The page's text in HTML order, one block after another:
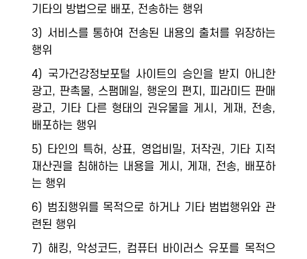
기타의 방법으로 배포, 전송하는 행위
3) 서비스를 통하여 전송된 내용의 출처를 위장하는
행위
4) 국가건강정보포털 사이트의 승인을 받지 아니한
광고, 판촉물, 스팸메일, 행운의 편지, 피라미드 판매
광고, 기타 다른 형태의 권유물을 게시, 게재, 전송,
배포하는 행위
5) 타인의 특허, 상표, 영업비밀, 저작권, 기타 지적
재산권을 침해하는 내용을 게시, 게재, 전송, 배포하
는 행위
6) 범죄행위를 목적으로 하거나 기타 범법행위와 관
련된 행위
7) 해킹, 악성코드, 컴퓨터 바이러스 유포를 목적으